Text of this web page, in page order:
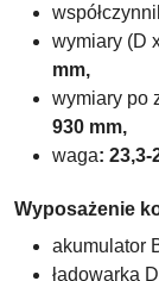
wymiary (D
mm,
wymiary po
930 mm,
waga: 23,3-
Wyposażenie
akumulator
ładowarka